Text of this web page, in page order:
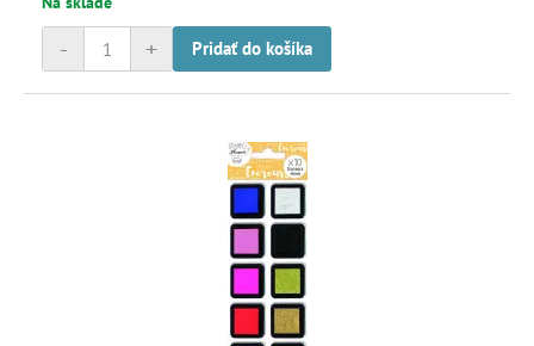
+
- Pridať do košíka